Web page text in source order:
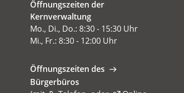
Öffnungszeiten der
Kernverwaltung
Mo., Di., Do.: 8:30 - 15:30 Uhr
Mi., Fr.: 8:30 - 12:00 Uhr
Öffnungszeiten des
Bürgerbüros